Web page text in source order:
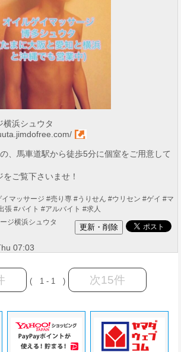
横浜シュウタ
、馬車道駅から徒歩5分に個室をご用意して
ご覧下さいませ！
イマッサージ #売り専 #うりせん #ウリセン #ゲイ #マ
張 #バイト #アルバイト #求人
ジ横浜シュウタ
07:03
( 1 - 1 ) 次15件